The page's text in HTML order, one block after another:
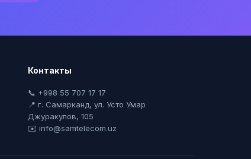
Контакты
📞 +998 55 707 17 17
📍 г. Самарканд, ул. Усто Умар
Джуракулов, 105
✉️ info@samtelecom.uz